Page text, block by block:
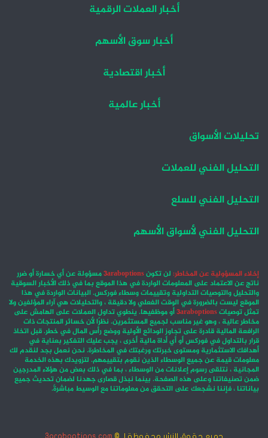
أخبار العملات الرقمية
أخبار سوق الأسهم
أخبار اقتصادية
أخبار عالمية
تحليلات الأسواق
التحليل الفني للعملات
التحليل الفني للسلع
التحليل الفني لأسواق الأسهم
إخلاء المسؤولية عن المخاطر: لن تكون3araboptionsمسؤولة عن أي خسارة أو ضرر
ناتج عن الاعتماد على المعلومات الواردة في هذا الموقع بما في ذلك الأخبار السوقية
والتحليل والتوصيات التداولية وتقييمات وسطاء فوركس. البيانات الواردة في هذا
الموقع ليست بالضرورة في الوقت الفعلي ولا دقيقة ، والتحليلات هي آراء المؤلفين ولا
تمثل توصيات3araboptionsأو موظفيها. ينطوي تداول العملات على الهامش على
مخاطر عالية ، وهو غير مناسب لجميع المستثمرين. نظرًا لأن خسائر المنتجات ذات
الرافعة المالية قادرة على تجاوز الودائع الأولية ووضع رأس المال في خطر. قبل اتخاذ
قرار بالتداول في فوركس أو أي أداة مالية أخرى ، يجب عليك التفكير بعناية في
أهدافك الاستثمارية ومستوى خبرتك ورغبتك في المخاطرة. نحن نعمل بجد لنقدم لك
معلومات قيمة عن جميع الوسطاء الذين نقوم بتقييمهم. لتزويدك بهذه الخدمة
المجانية ، نتلقى رسوم إعلانات من الوسطاء ، بما في ذلك بعض من هؤلاء المدرجين
ضمن تصنيفاتنا وعلى هذه الصفحة. بينما نبذل قصارى جهدنا لضمان تحديث جميع
بياناتنا ، فإننا نشجعك على التحقق من معلوماتنا مع الوسيط مباشرةً.
جميع حقوق النشر محفوظة لـ © 3araboptions.com